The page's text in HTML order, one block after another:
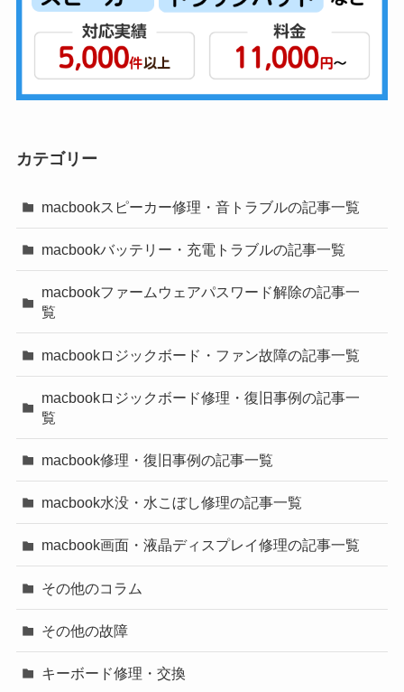
カテゴリー
macbookスピーカー修理・音トラブルの記事一覧
macbookバッテリー・充電トラブルの記事一覧
macbookファームウェアパスワード解除の記事一
覧
macbookロジックボード・ファン故障の記事一覧
macbookロジックボード修理・復旧事例の記事一
覧
macbook修理・復旧事例の記事一覧
macbook水没・水こぼし修理の記事一覧
macbook画面・液晶ディスプレイ修理の記事一覧
その他のコラム
その他の故障
キーボード修理・交換